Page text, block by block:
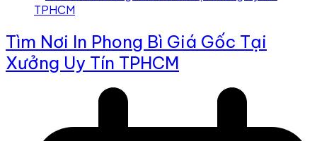
Tìm Nơi In Phong Bì Giá Gốc Tại
Xưởng Uy Tín TPHCM